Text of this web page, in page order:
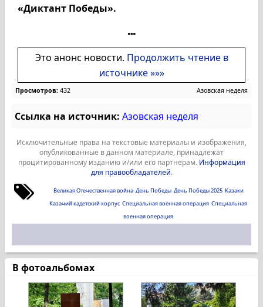
«Диктант Победы».
Это анонс новости. Продолжить чтение в
источнике »»»
Просмотров: 432 Азовская неделя
Ссылка на источник: Азовская неделя
Исключительные права на текстовые материалы и изображения,
опубликованные в данном материале, принадлежат
процитированному изданию и/или его партнерам. Информация
для правообладателей.
Великая Отечественная война День Победы День Победы 2025 Казаки
Казачий кадетский корпус Специальная военная операция Специальная
военная операция
В фотоальбомах